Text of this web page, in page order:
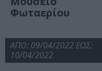
Φωταερίου
ΑΠΟ: 09/04/2022 ΕΩΣ:
10/04/2022